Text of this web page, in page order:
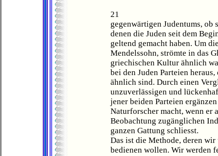
21
gegenwärtigen Judentums,
denen die Juden seit dem
geltend gemacht haben. Um
Mendelssohn, strömte in das
griechischen Kultur ähnlich
bei den Juden Parteien
ähnlich sind. Durch einen
unzuverlässigen und
jener beiden Parteien
Naturforscher macht, wenn er
Beobachtung zugänglichen
ganzen Gattung schliesst.
Das ist die Methode, deren
bedienen wollen. Wir werden